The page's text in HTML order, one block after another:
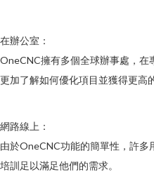
在辦公室：
OneCNC擁有多個全球辦事處，在
更加了解如何優化項目並獲得更高
網路線上：
由於OneCNC功能的簡單性，許多
培訓足以滿足他們的需求。